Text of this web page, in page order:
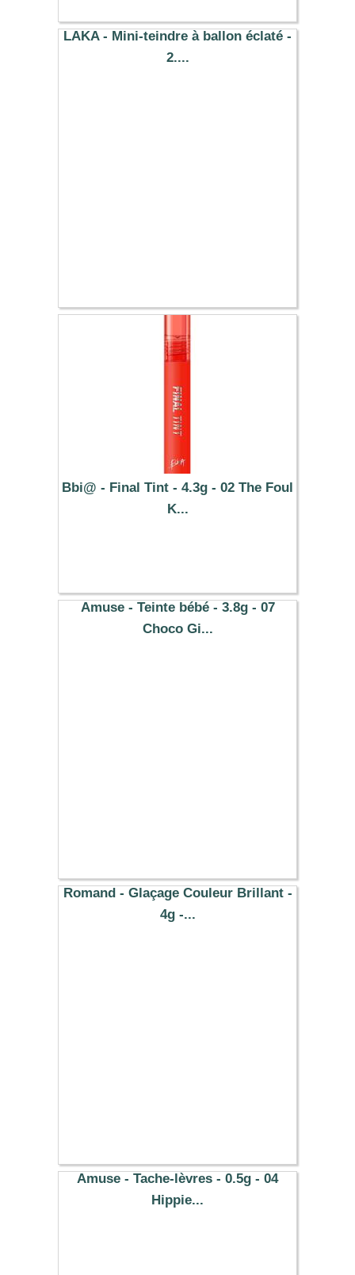
LAKA - Mini-teindre à ballon éclaté -
2....
Bbi@ - Final Tint - 4.3g - 02 The Foul
K...
Amuse - Teinte bébé - 3.8g - 07
Choco Gi...
Romand - Glaçage Couleur Brillant -
4g -...
Amuse - Tache-lèvres - 0.5g - 04
Hippie...